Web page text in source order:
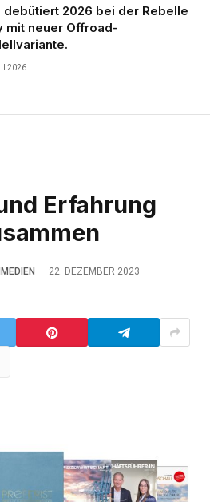
debütiert 2026 bei der Rebelle
mit neuer Offroad-
2026
Erfahrung
22. DEZEMBER 2023